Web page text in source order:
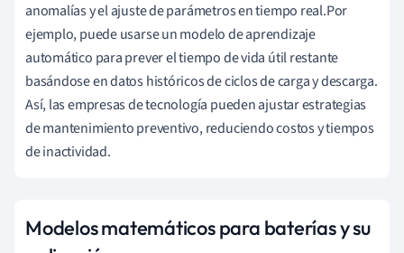
anomalías y el ajuste de parámetros en tiempo real.Por
ejemplo, puede usarse un modelo de aprendizaje
automático para prever el tiempo de vida útil restante
basándose en datos históricos de ciclos de carga y descarga.
Así, las empresas de tecnología pueden ajustar estrategias
de mantenimiento preventivo, reduciendo costos y tiempos
de inactividad.
Modelos matemáticos para baterías y su